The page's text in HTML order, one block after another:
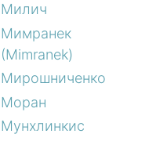
Милич
Мимранек
(Mimranek)
Мирошниченко
Моран
Мунхлинкис